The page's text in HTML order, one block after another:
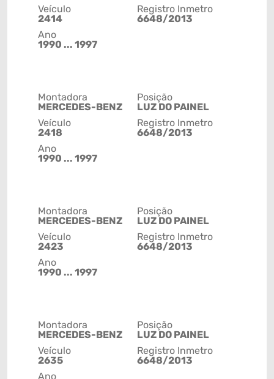
Veículo
2414
Ano
1990 ... 1997
Registro Inmetro
6648/2013
Montadora
MERCEDES-BENZ
Veículo
2418
Ano
1990 ... 1997
Posição
LUZ DO PAINEL
Registro Inmetro
6648/2013
Montadora
MERCEDES-BENZ
Veículo
2423
Ano
1990 ... 1997
Posição
LUZ DO PAINEL
Registro Inmetro
6648/2013
Montadora
MERCEDES-BENZ
Veículo
2635
Ano
Posição
LUZ DO PAINEL
Registro Inmetro
6648/2013